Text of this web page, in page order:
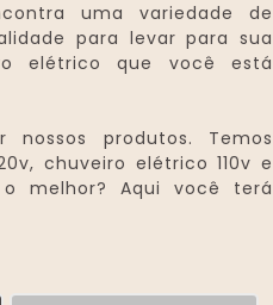
uma variedade de
para levar para sua
elétrico que você está
nossos produtos. Temos
chuveiro elétrico 110v e
melhor? Aqui você terá